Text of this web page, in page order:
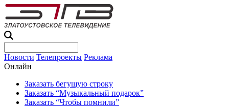
Новости Телепроекты Реклама
Онлайн
Заказать бегущую строку
Заказать “Музыкальный подарок”
Заказать “Чтобы помнили”